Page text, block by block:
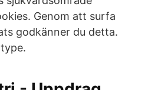
Genom att surfa
godkänner du detta.